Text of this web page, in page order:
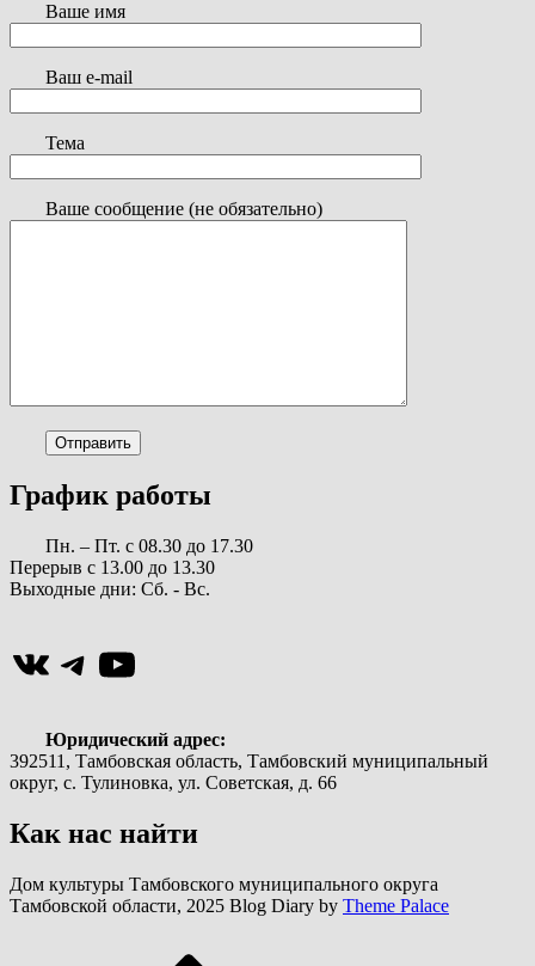
Ваше имя
Ваш e-mail
Тема
Ваше сообщение (не обязательно)
График работы
Пн. – Пт. с 08.30 до 17.30
Перерыв с 13.00 до 13.30
Выходные дни: Сб. - Вс.
ВКонтакте
Telegram
YouTube
Юридический адрес:
392511, Тамбовская область, Тамбовский муниципальный
округ, с. Тулиновка, ул. Советская, д. 66
Как нас найти
Дом культуры Тамбовского муниципального округа
Тамбовской области, 2025 Blog Diary by Theme Palace